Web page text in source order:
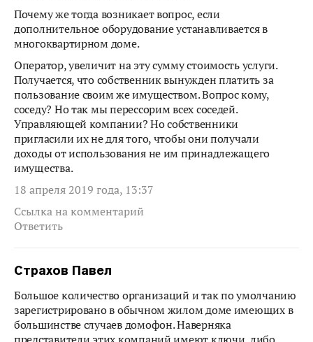
Почему же тогда возникает вопрос, если
дополнительное оборудование устанавливается в
многоквартирном доме.
Оператор, увеличит на эту сумму стоимость услуги.
Получается, что собственник вынужден платить за
пользование своим же имуществом. Вопрос кому,
соседу? Но так мы перессорим всех соседей.
Управляющей компании? Но собственники
пригласили их не для того, чтобы они получали
доходы от использования не им принадлежащего
имущества.
18 апреля 2019 года, 13:37
Ссылка на комментарий
Ответить
Страхов Павел
Большое количество организаций и так по умолчанию
зарегистрировано в обычном жилом доме имеющих в
большинстве случаев домофон. Наверняка
представители этих компаний имеют ключи, либо